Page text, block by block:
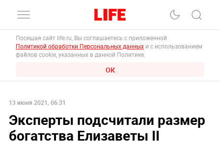
Посещая сайт life.ru, Вы соглашаетесь с приложенной
Политикой обработки Персональных данных и с использованием
файлов cookie, указанных в данной Политике.
ОК
13 июня 2021, 06:31
Эксперты подсчитали размер
богатства Елизаветы II